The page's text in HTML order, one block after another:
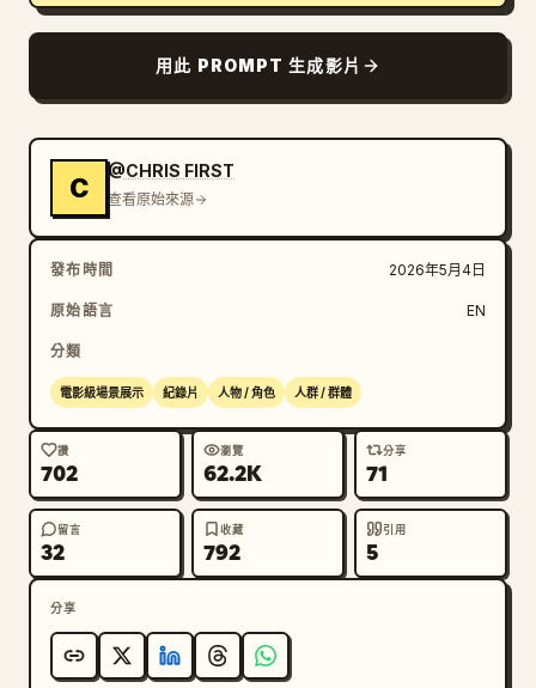
用此 PROMPT 生成影片
C
@CHRIS FIRST
查看原始來源
發布時間 2026年5月4日
原始語言 EN
分類
電影級場景展示 紀錄片 人物 / 角色 人群 / 群體
讚
702
瀏覽
62.2K
分享
71
留言
32
收藏
792
引用
5
分享